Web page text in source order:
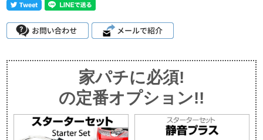
家パチに必須!
の定番オプション!!